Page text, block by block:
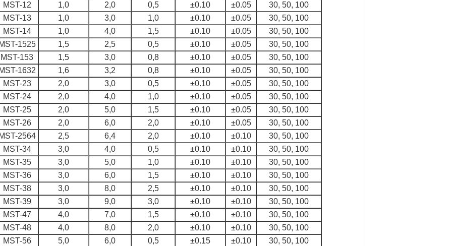
MST-12
1,0 2,0 0,5 ±0.10 ±0.05
30, 50, 100
MST-13
1,0 3,0 1,0 ±0.10 ±0.05
30, 50, 100
MST-14
1,0 4,0 1,5 ±0.10 ±0.05
30, 50, 100
1525
1,5 2,5 0,5 ±0.10 ±0.05
30, 50, 100
MST-153
1,5 3,0 0,8 ±0.10 ±0.05
30, 50, 100
1632
1,6 3,2 0,8 ±0.10 ±0.05
30, 50, 100
MST-23
2,0 3,0 0,5 ±0.10 ±0.05
30, 50, 100
MST-24
2,0 4,0 1,0 ±0.10 ±0.05
30, 50, 100
MST-25
2,0 5,0 1,5 ±0.10 ±0.05
30, 50, 100
MST-26
2,0 6,0 2,0 ±0.10 ±0.05
30, 50, 100
2564
2,5 6,4 2,0 ±0.10 ±0.10
30, 50, 100
MST-34
3,0 4,0 0,5 ±0.10 ±0.10
30, 50, 100
MST-35
3,0 5,0 1,0 ±0.10 ±0.10
30, 50, 100
MST-36
3,0 6,0 1,5 ±0.10 ±0.10
30, 50, 100
MST-38
3,0 8,0 2,5 ±0.10 ±0.10
30, 50, 100
MST-39
3,0 9,0 3,0 ±0.10 ±0.10
30, 50, 100
MST-47
4,0 7,0 1,5 ±0.10 ±0.10
30, 50, 100
MST-48
4,0 8,0 2,0 ±0.10 ±0.10
30, 50, 100
MST-56
5,0 6,0 0,5 ±0.15 ±0.10
30, 50, 100